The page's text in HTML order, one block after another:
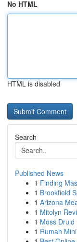
No HTML
HTML is disabled
Search
Published News
1 Finding
1 Brookfield
1 Arizona
1 Mitolyn
1 Moss
1 Rumah